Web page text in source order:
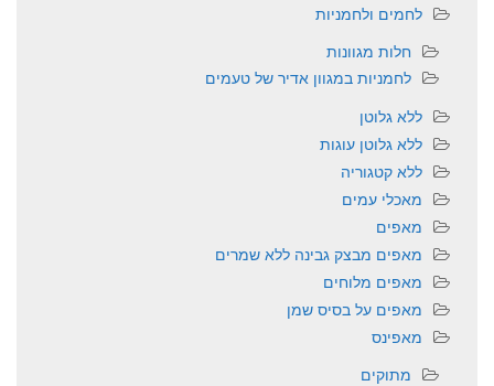
לחמים ולחמניות
חלות מגוונות
לחמניות במגוון אדיר של טעמים
ללא גלוטן
ללא גלוטן עוגות
ללא קטגוריה
מאכלי עמים
מאפים
מאפים מבצק גבינה ללא שמרים
מאפים מלוחים
מאפים על בסיס שמן
מאפינס
מתוקים